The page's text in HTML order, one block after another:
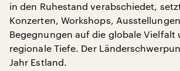
in den Ruhestand verabschiedet,
Konzerten, Workshops,
Begegnungen auf die globale Vielfalt
regionale Tiefe. Der
Jahr Estland.